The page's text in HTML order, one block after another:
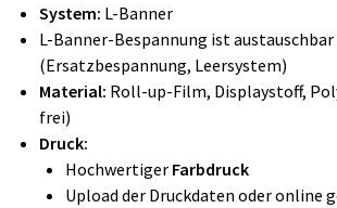
System: L-Banner
L-Banner-Bespannung ist austauschbar
(Ersatzbespannung, Leersystem)
Material: Roll-up-Film, Displaystoff,
frei)
Druck:
Hochwertiger Farbdruck
Upload der Druckdaten oder online